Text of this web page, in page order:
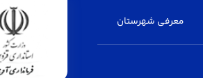
معرفی شهرستان